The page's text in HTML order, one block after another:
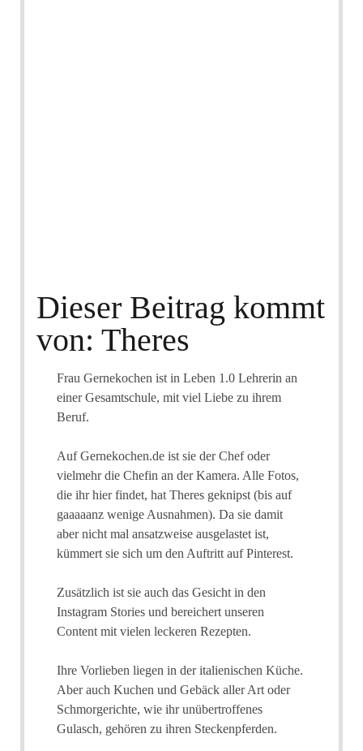
Dieser Beitrag kommt
von: Theres
Frau Gernekochen ist in Leben 1.0 Lehrerin an
einer Gesamtschule, mit viel Liebe zu ihrem
Beruf.
Auf Gernekochen.de ist sie der Chef oder
vielmehr die Chefin an der Kamera. Alle Fotos,
die ihr hier findet, hat Theres geknipst (bis auf
gaaaaanz wenige Ausnahmen). Da sie damit
aber nicht mal ansatzweise ausgelastet ist,
kümmert sie sich um den Auftritt auf Pinterest.
Zusätzlich ist sie auch das Gesicht in den
Instagram Stories und bereichert unseren
Content mit vielen leckeren Rezepten.
Ihre Vorlieben liegen in der italienischen Küche.
Aber auch Kuchen und Gebäck aller Art oder
Schmorgerichte, wie ihr unübertroffenes
Gulasch, gehören zu ihren Steckenpferden.